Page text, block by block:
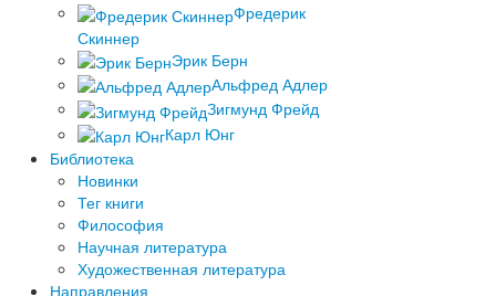
Фредерик
Скиннер
Эрик Берн
Альфред Адлер
Зигмунд Фрейд
Карл Юнг
Библиотека
Новинки
Тег книги
Философия
Научная литература
Художественная литература
Направления